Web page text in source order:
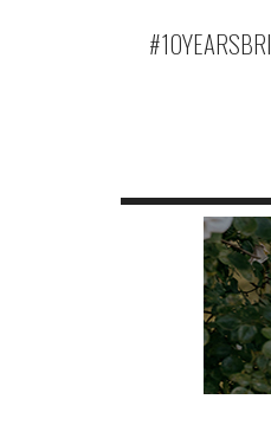
#10YEARSBRI